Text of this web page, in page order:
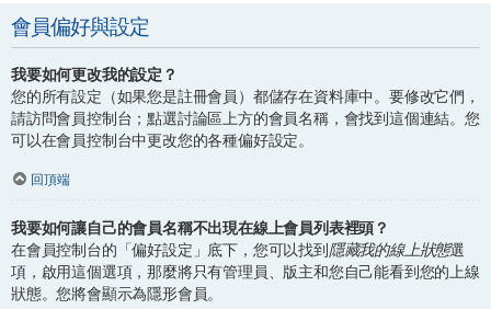
會員偏好與設定
我要如何更改我的設定？
您的所有設定（如果您是註冊會員）都儲存在資料庫中。要修改它們，
請訪問會員控制台；點選討論區上方的會員名稱，會找到這個連結。您
可以在會員控制台中更改您的各種偏好設定。
回頂端
我要如何讓自己的會員名稱不出現在線上會員列表裡頭？
在會員控制台的「偏好設定」底下，您可以找到隱藏我的線上狀態選
項，啟用這個選項，那麼將只有管理員、版主和您自己能看到您的上線
狀態。您將會顯示為隱形會員。